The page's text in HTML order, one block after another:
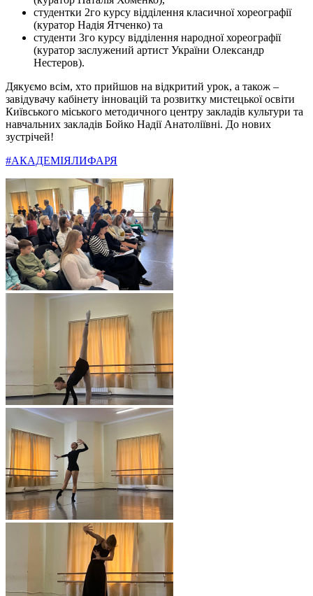
студентки 2го курсу відділення класичної хореографії
(куратор Надія Ятченко) та
студенти 3го курсу відділення народної хореографії
(куратор заслужений артист України Олександр
Нестеров).
Дякуємо всім, хто прийшов на відкритий урок, а також –
завідувачу кабінету інновацій та розвитку мистецької освіти
Київського міського методичного центру закладів культури та
навчальних закладів Бойко Надії Анатоліївні. До нових
зустрічей!
#АКАДЕМІЯЛИФАРЯ